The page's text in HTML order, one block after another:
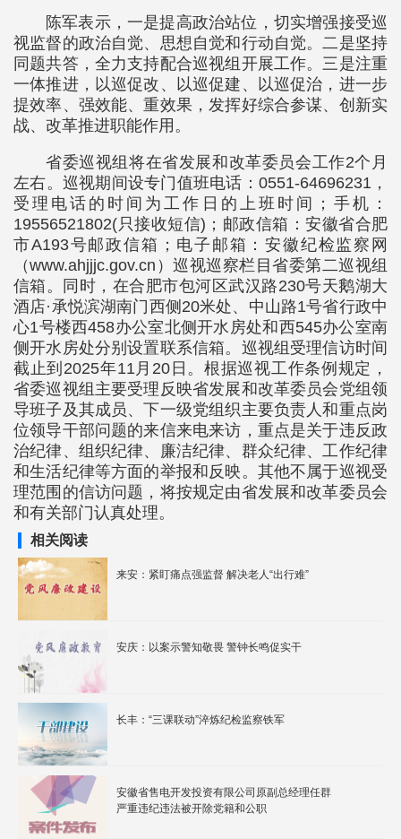
陈军表示，一是提高政治站位，切实增强接受巡
视监督的政治自觉、思想自觉和行动自觉。二是坚持
同题共答，全力支持配合巡视组开展工作。三是注重
一体推进，以巡促改、以巡促建、以巡促治，进一步
提效率、强效能、重效果，发挥好综合参谋、创新实
战、改革推进职能作用。
省委巡视组将在省发展和改革委员会工作2个月
左右。巡视期间设专门值班电话：0551-64696231，
受理电话的时间为工作日的上班时间；手机：
19556521802(只接收短信)；邮政信箱：安徽省合肥
市A193号邮政信箱；电子邮箱：安徽纪检监察网
（www.ahjjjc.gov.cn）巡视巡察栏目省委第二巡视组
信箱。同时，在合肥市包河区武汉路230号天鹅湖大
酒店·承悦滨湖南门西侧20米处、中山路1号省行政中
心1号楼西458办公室北侧开水房处和西545办公室南
侧开水房处分别设置联系信箱。巡视组受理信访时间
截止到2025年11月20日。根据巡视工作条例规定，
省委巡视组主要受理反映省发展和改革委员会党组领
导班子及其成员、下一级党组织主要负责人和重点岗
位领导干部问题的来信来电来访，重点是关于违反政
治纪律、组织纪律、廉洁纪律、群众纪律、工作纪律
和生活纪律等方面的举报和反映。其他不属于巡视受
理范围的信访问题，将按规定由省发展和改革委员会
和有关部门认真处理。
相关阅读
来安：紧盯痛点强监督 解决老人“出行难”
安庆：以案示警知敬畏 警钟长鸣促实干
长丰：“三课联动”淬炼纪检监察铁军
安徽省售电开发投资有限公司原副总经理任群
严重违纪违法被开除党籍和公职